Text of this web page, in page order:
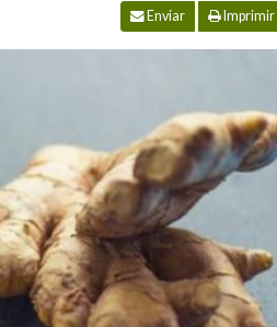
Enviar Imprimir